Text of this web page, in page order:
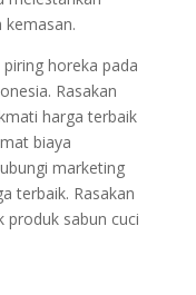
kemasan.
horeka pada
Rasakan
harga terbaik
biaya
marketing
terbaik. Rasakan
sabun cuci